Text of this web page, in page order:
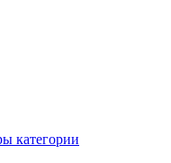
категории